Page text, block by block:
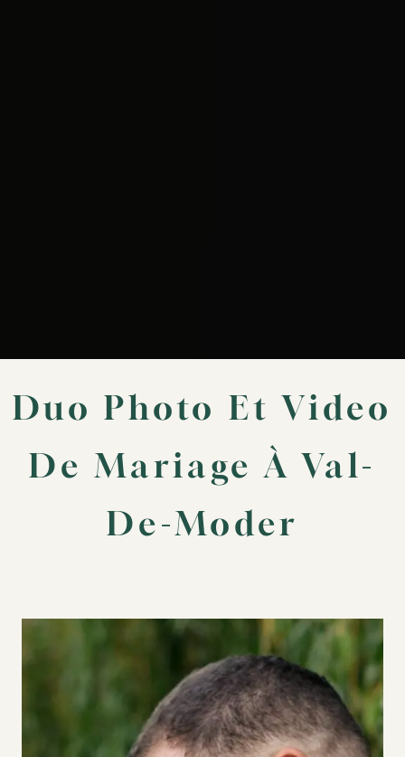
Duo Photo Et Video
De Mariage À Val-
De-Moder